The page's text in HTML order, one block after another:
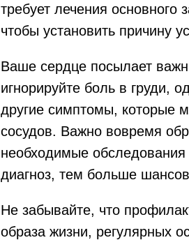
требует лечения
чтобы установить причину
Ваше сердце посылает
игнорируйте боль в груди,
другие симптомы, которые
сосудов. Важно вовремя
необходимые
диагноз, тем больше
Не забывайте, что
образа жизни, регулярных